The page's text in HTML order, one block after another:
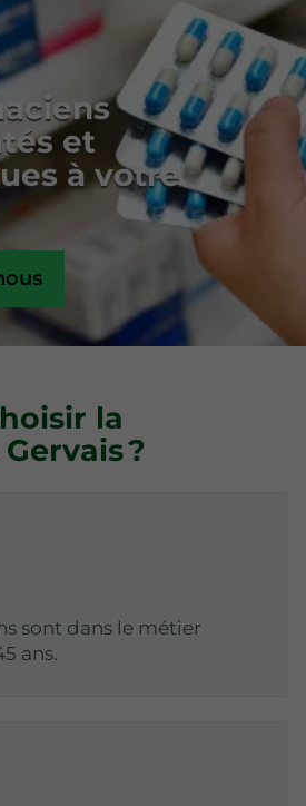
et
à votre
la
?
sont dans le métier
ans.